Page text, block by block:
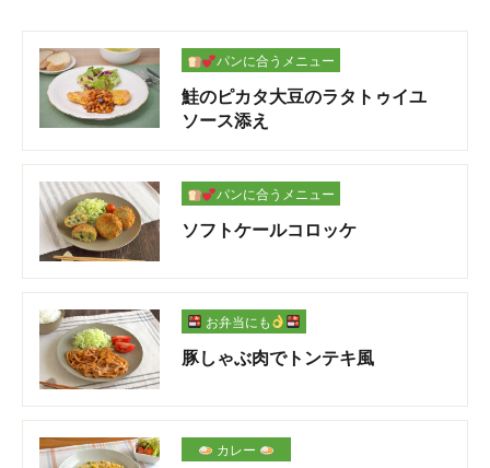
パンに合うメニュー
鮭のピカタ大豆のラタトゥイユ
ソース添え
パンに合うメニュー
ソフトケールコロッケ
お弁当にも
豚しゃぶ肉でトンテキ風
カレー